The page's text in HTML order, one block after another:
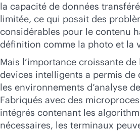
la capacité de données
limitée, ce qui posait des
considérables pour le contenu
définition comme la photo et la
Mais l’importance croissante de
devices intelligents a permis de
les environnements d’analyse
Fabriqués avec des
intégrés contenant les
nécessaires, les terminaux